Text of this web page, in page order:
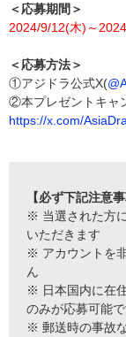
＜応募期間＞
2024/9/12(木)～
＜応募方法＞
①アジドラ公式X(
②本プレゼントキャ
https://x.com/
【必ず下記注意
※ 当選された方
いただきます
※ アカウントを
ん
※ 日本国内に在
のみが応募可能
※ 郵送時の事故